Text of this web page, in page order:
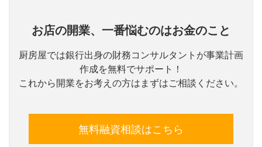
お店の開業、一番悩むのはお金のこと
厨房屋では銀行出身の財務コンサルタントが事業計画
作成を無料でサポート！
これから開業をお考えの方はまずはご相談ください。
無料融資相談はこちら